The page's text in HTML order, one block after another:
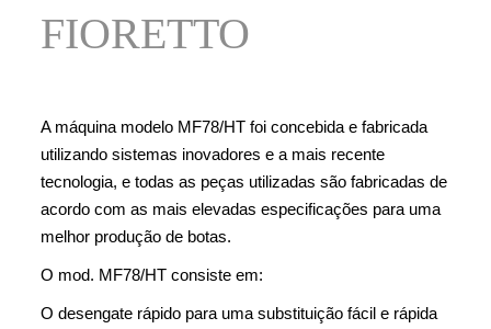
FIORETTO
A máquina modelo MF78/HT foi concebida e fabricada
utilizando sistemas inovadores e a mais recente
tecnologia, e todas as peças utilizadas são fabricadas de
acordo com as mais elevadas especificações para uma
melhor produção de botas.
O mod. MF78/HT consiste em:
O desengate rápido para uma substituição fácil e rápida